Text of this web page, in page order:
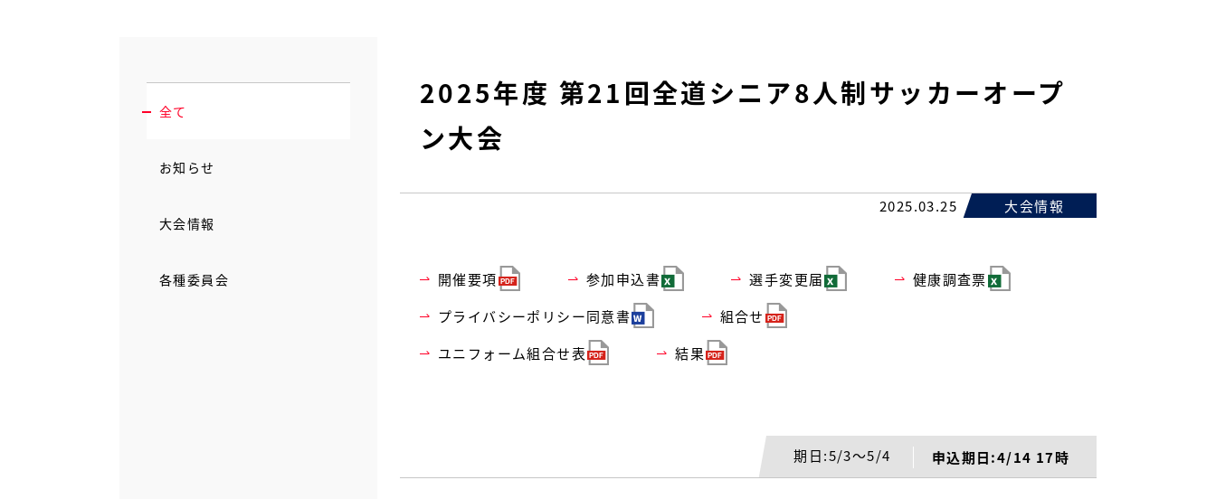
全て
お知らせ
大会情報
各種委員会
2025年度 第21回全道シニア8人制サッカーオープ
ン大会
2025.03.25 大会情報
開催要項 参加申込書 選手変更届
健康調査票
プライバシーポリシー同意書
組合せ
ユニフォーム組合せ表
結果
期日:5/3～5/4 申込期日:4/14 17時